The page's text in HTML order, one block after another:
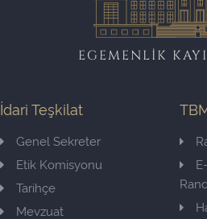
EGEMENLİK
İdari Teşkilat
Genel Sekreter
Etik Komisyonu
Tarihçe
Mevzuat